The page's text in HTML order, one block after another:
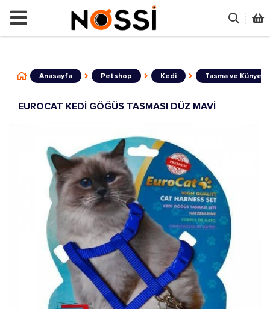
ÜRÜNLERİN TAMAMI DEMODUR
Anasayfa Petshop Kedi Tasma ve Künye
EUROCAT KEDİ GÖĞÜS TASMASI DÜZ MAVİ